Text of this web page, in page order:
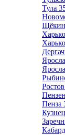
Тула
Ростов
Пенза